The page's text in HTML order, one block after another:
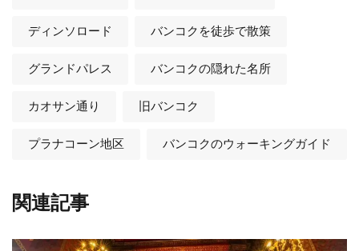
ディンソロード バンコクを徒歩で散策
グランドパレス バンコクの隠れた名所
カオサン通り 旧バンコク
プラナコーン地区 バンコクのウォーキングガイド
関連記事